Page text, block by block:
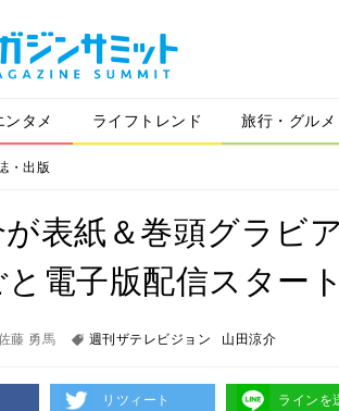
ンタメ ライフトレンド 旅行・グルメ
・出版
が表紙＆巻頭グラビ
と電子版配信スター
藤 勇馬 週刊ザテレビジョン 山田涼介
リツィート ラインを